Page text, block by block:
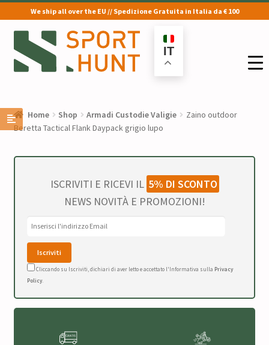
We ship all over the EU // Spedizione Gratuita in Italia da € 100
Vai
alla
navigazione
Vai
al
contenuto
IT
Home Shop Armadi Custodie Valigie
Zaino outdoor
Beretta Tactical Flank Daypack grigio lupo
ISCRIVITI E RICEVI IL 5% DI SCONTO
NEWS NOVITÀ E PROMOZIONI!
Cliccando su Iscriviti, dichiari di aver letto e accettato l'Informativa sulla Privacy
Policy.